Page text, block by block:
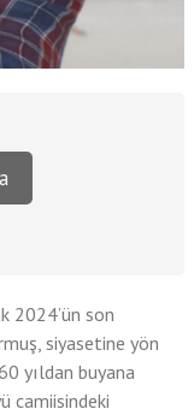
2024’ün son
siyasetine yön
yıldan buyana
camiisindeki